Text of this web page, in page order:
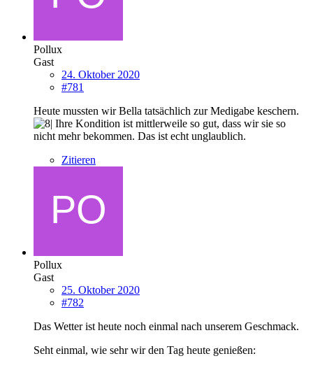
Pollux
Gast
24. Oktober 2020
#781
Heute mussten wir Bella tatsächlich zur Medigabe keschern.
Ihre Kondition ist mittlerweile so gut, dass wir sie so
nicht mehr bekommen. Das ist echt unglaublich.
Zitieren
Pollux
Gast
25. Oktober 2020
#782
Das Wetter ist heute noch einmal nach unserem Geschmack.
Seht einmal, wie sehr wir den Tag heute genießen: